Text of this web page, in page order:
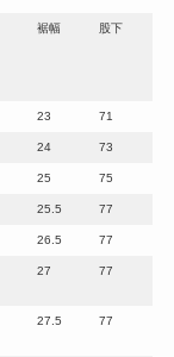
裾幅 股下
23 71
24 73
25 75
25.5 77
26.5 77
27 77
27.5 77